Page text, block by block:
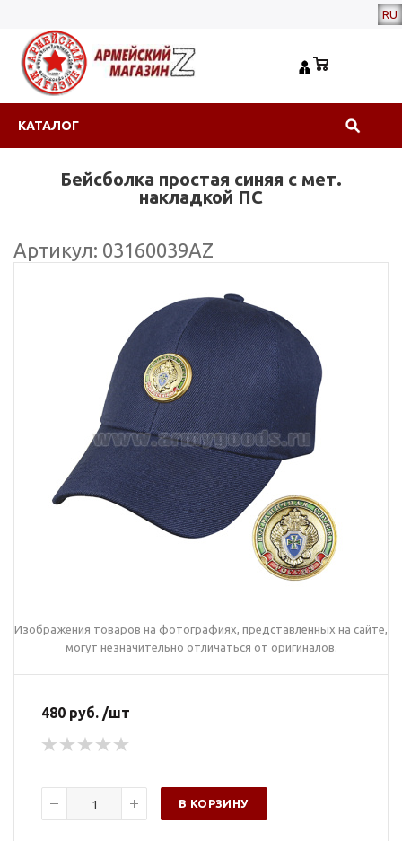
RU
КАТАЛОГ
Бейсболка простая синяя с мет.
накладкой ПС
Артикул: 03160039АZ
Изображения товаров на фотографиях, представленных на сайте,
могут незначительно отличаться от оригиналов.
480 руб. /шт
В КОРЗИНУ